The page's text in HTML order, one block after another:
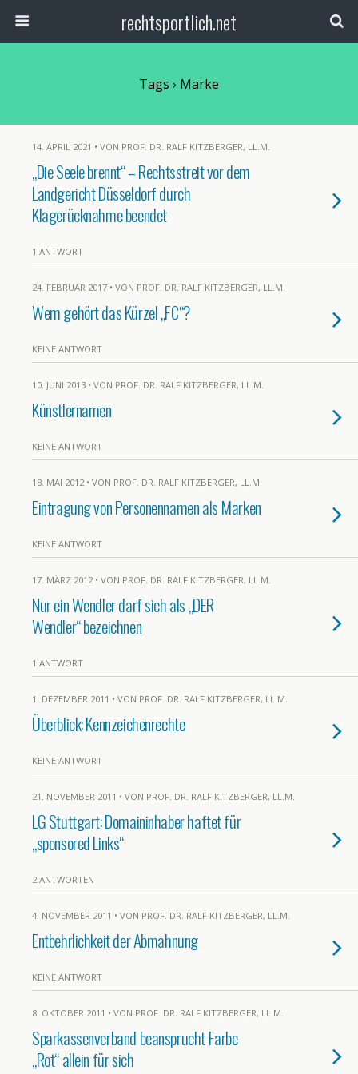
rechtsportlich.net
Tags › Marke
14. APRIL 2021 • VON PROF. DR. RALF KITZBERGER, LL.M.
„Die Seele brennt“ – Rechtsstreit vor dem
Landgericht Düsseldorf durch
Klagerücknahme beendet
1 ANTWORT
24. FEBRUAR 2017 • VON PROF. DR. RALF KITZBERGER, LL.M.
Wem gehört das Kürzel „FC“?
KEINE ANTWORT
10. JUNI 2013 • VON PROF. DR. RALF KITZBERGER, LL.M.
Künstlernamen
KEINE ANTWORT
18. MAI 2012 • VON PROF. DR. RALF KITZBERGER, LL.M.
Eintragung von Personennamen als Marken
KEINE ANTWORT
17. MÄRZ 2012 • VON PROF. DR. RALF KITZBERGER, LL.M.
Nur ein Wendler darf sich als „DER
Wendler“ bezeichnen
1 ANTWORT
1. DEZEMBER 2011 • VON PROF. DR. RALF KITZBERGER, LL.M.
Überblick: Kennzeichenrechte
KEINE ANTWORT
21. NOVEMBER 2011 • VON PROF. DR. RALF KITZBERGER, LL.M.
LG Stuttgart: Domaininhaber haftet für
„sponsored Links“
2 ANTWORTEN
4. NOVEMBER 2011 • VON PROF. DR. RALF KITZBERGER, LL.M.
Entbehrlichkeit der Abmahnung
KEINE ANTWORT
8. OKTOBER 2011 • VON PROF. DR. RALF KITZBERGER, LL.M.
Sparkassenverband beansprucht Farbe
„Rot“ allein für sich